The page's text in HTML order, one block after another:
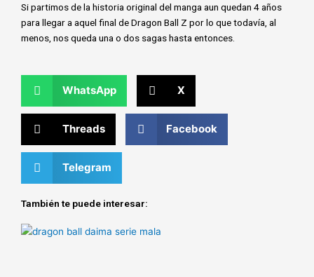
Si partimos de la historia original del manga aun quedan 4 años
para llegar a aquel final de Dragon Ball Z por lo que todavía, al
menos, nos queda una o dos sagas hasta entonces.
WhatsApp X
Threads Facebook
Telegram
También te puede interesar: